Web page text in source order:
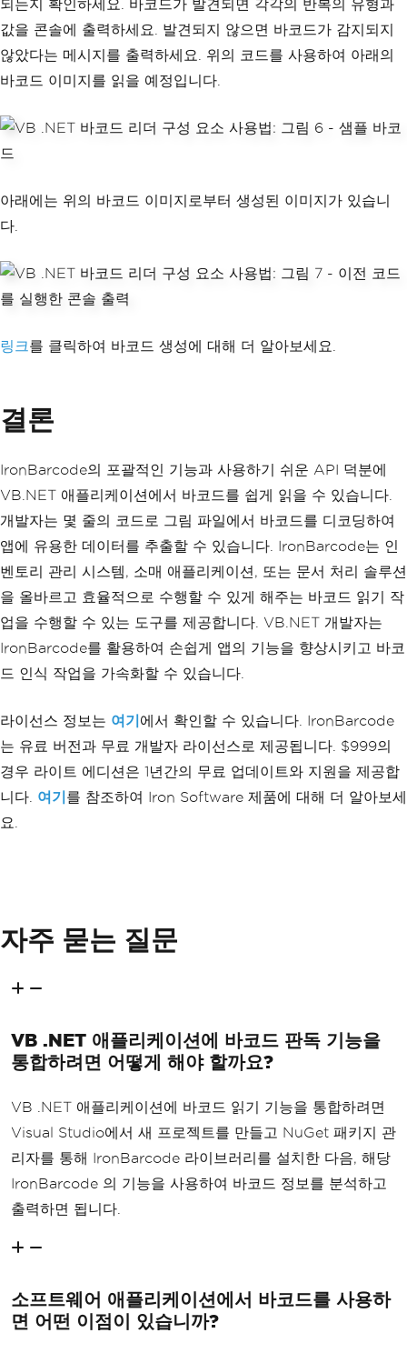
되는지 확인하세요. 바코드가 발견되면 각각의 반복의 유형과
값을 콘솔에 출력하세요. 발견되지 않으면 바코드가 감지되지
않았다는 메시지를 출력하세요. 위의 코드를 사용하여 아래의
바코드 이미지를 읽을 예정입니다.
아래에는 위의 바코드 이미지로부터 생성된 이미지가 있습니
다.
링크를 클릭하여 바코드 생성에 대해 더 알아보세요.
결론
IronBarcode의 포괄적인 기능과 사용하기 쉬운 API 덕분에
VB.NET 애플리케이션에서 바코드를 쉽게 읽을 수 있습니다.
개발자는 몇 줄의 코드로 그림 파일에서 바코드를 디코딩하여
앱에 유용한 데이터를 추출할 수 있습니다. IronBarcode는 인
벤토리 관리 시스템, 소매 애플리케이션, 또는 문서 처리 솔루션
을 올바르고 효율적으로 수행할 수 있게 해주는 바코드 읽기 작
업을 수행할 수 있는 도구를 제공합니다. VB.NET 개발자는
IronBarcode를 활용하여 손쉽게 앱의 기능을 향상시키고 바코
드 인식 작업을 가속화할 수 있습니다.
라이선스 정보는 여기 에서 확인할 수 있습니다. IronBarcode
는 유료 버전과 무료 개발자 라이선스로 제공됩니다. $999의
경우 라이트 에디션은 1년간의 무료 업데이트와 지원을 제공합
니다. 여기 를 참조하여 Iron Software 제품에 대해 더 알아보세
요.
자주 묻는 질문
VB .NET 애플리케이션에 바코드 판독 기능을
통합하려면 어떻게 해야 할까요?
VB .NET 애플리케이션에 바코드 읽기 기능을 통합하려면
Visual Studio에서 새 프로젝트를 만들고 NuGet 패키지 관
리자를 통해 IronBarcode 라이브러리를 설치한 다음, 해당
IronBarcode 의 기능을 사용하여 바코드 정보를 분석하고
출력하면 됩니다.
소프트웨어 애플리케이션에서 바코드를 사용하
면 어떤 이점이 있습니까?